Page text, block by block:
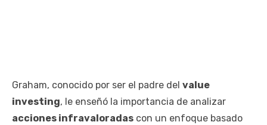
Graham, conocido por ser el padre del value
investing, le enseñó la importancia de analizar
acciones infravaloradas con un enfoque basado